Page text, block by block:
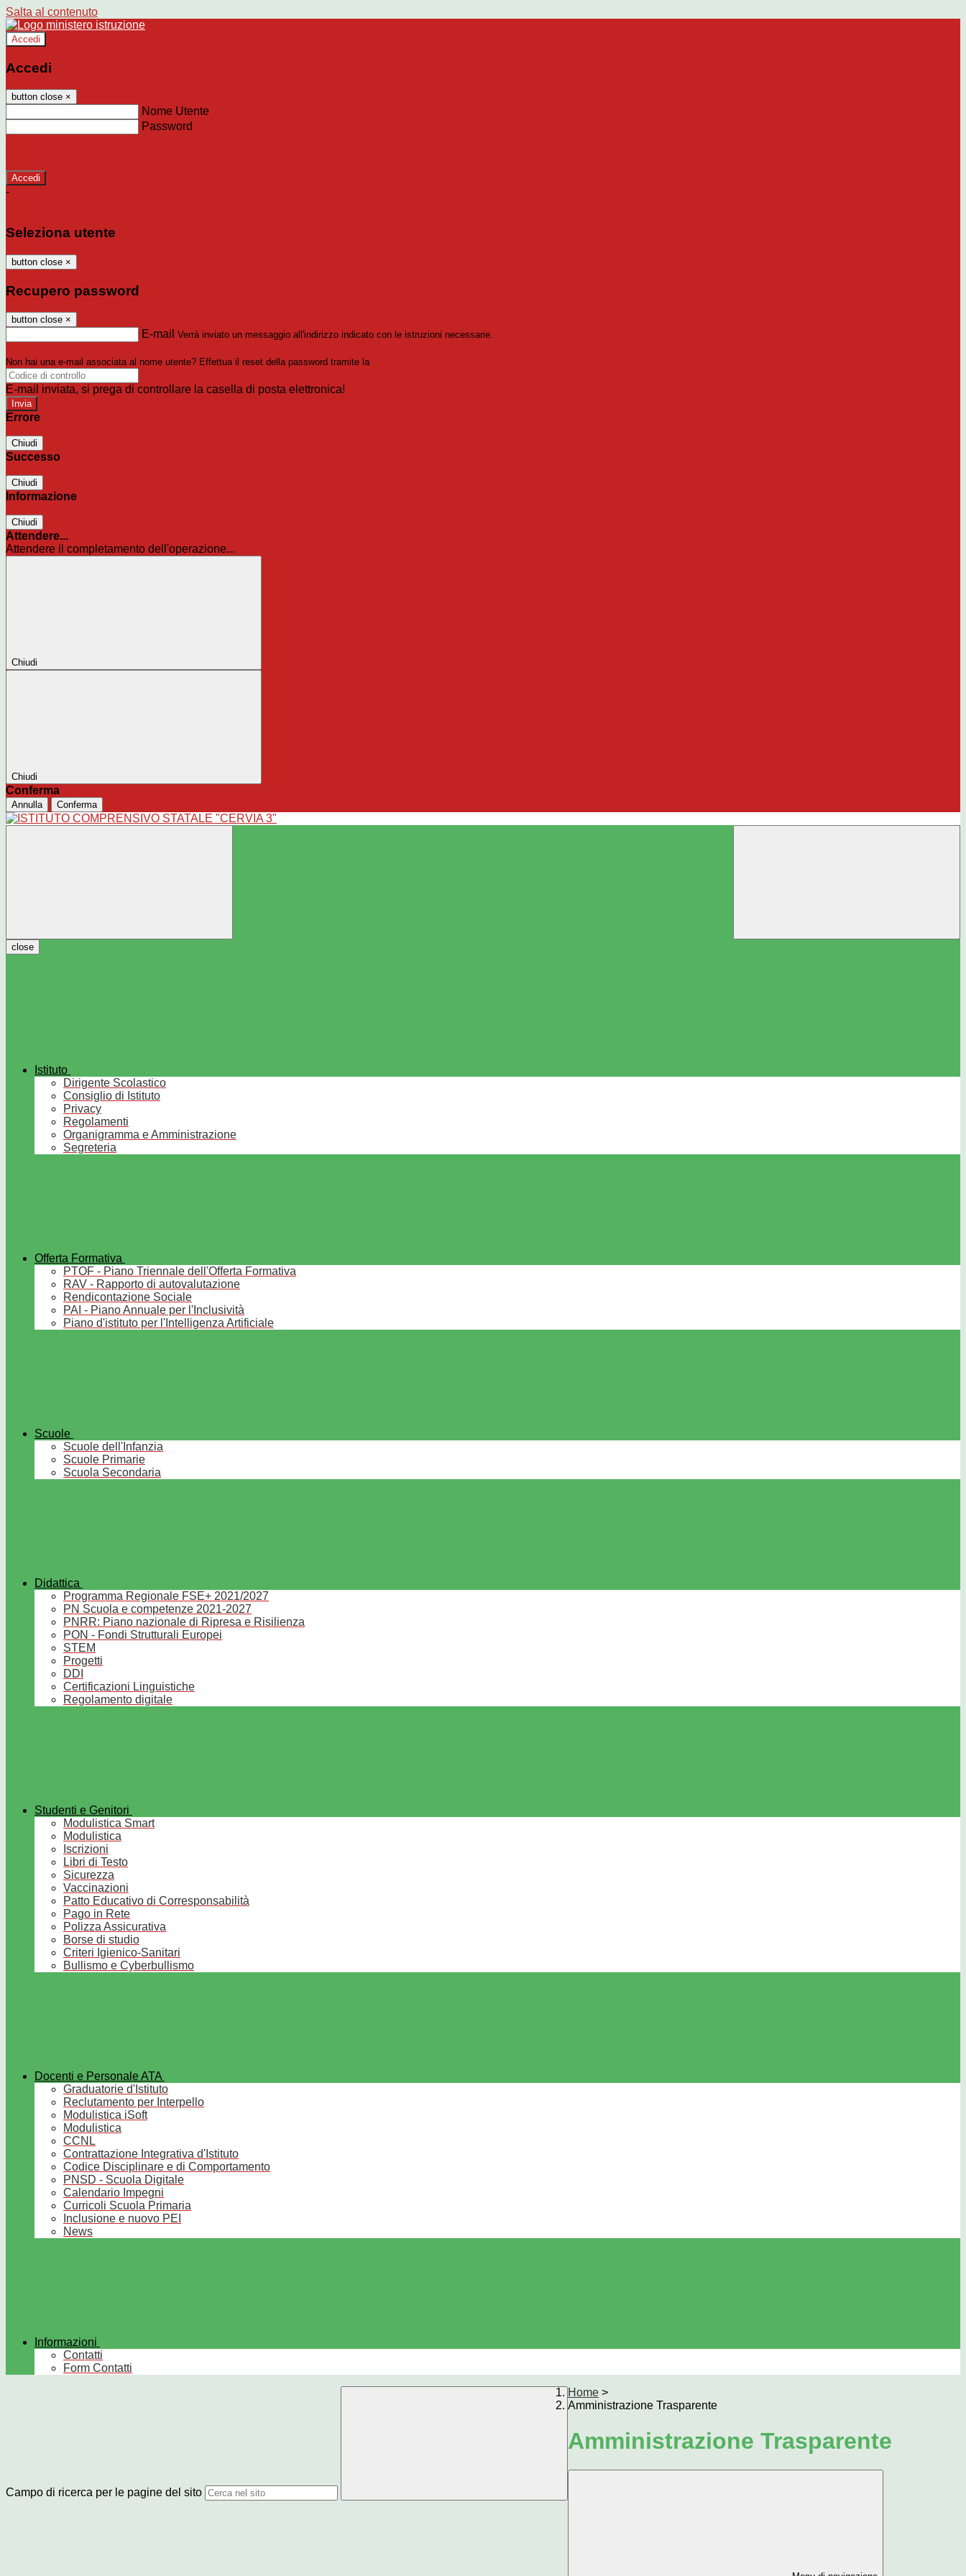
Salta al contenuto
Accedi
Accedi
button close ×
Nome Utente
Password
-
Seleziona utente
button close ×
Recupero password
button close ×
E-mail Verrà inviato un messaggio all'indirizzo indicato con le istruzioni necessarie.
Non hai una e-mail associata al nome utente? Effettua il reset della password tramite la
E-mail inviata, si prega di controllare la casella di posta elettronica!
Errore
Chiudi
Successo
Chiudi
Informazione
Chiudi
Attendere...
Attendere il completamento dell'operazione...
Chiudi
Chiudi
Conferma
Annulla Conferma
close
Istituto
Dirigente Scolastico
Consiglio di Istituto
Privacy
Regolamenti
Organigramma e Amministrazione
Segreteria
Offerta Formativa
PTOF - Piano Triennale dell'Offerta Formativa
RAV - Rapporto di autovalutazione
Rendicontazione Sociale
PAI - Piano Annuale per l'Inclusività
Piano d'istituto per l'Intelligenza Artificiale
Scuole
Scuole dell'Infanzia
Scuole Primarie
Scuola Secondaria
Didattica
Programma Regionale FSE+ 2021/2027
PN Scuola e competenze 2021-2027
PNRR: Piano nazionale di Ripresa e Risilienza
PON - Fondi Strutturali Europei
STEM
Progetti
DDI
Certificazioni Linguistiche
Regolamento digitale
Studenti e Genitori
Modulistica Smart
Modulistica
Iscrizioni
Libri di Testo
Sicurezza
Vaccinazioni
Patto Educativo di Corresponsabilità
Pago in Rete
Polizza Assicurativa
Borse di studio
Criteri Igienico-Sanitari
Bullismo e Cyberbullismo
Docenti e Personale ATA
Graduatorie d'Istituto
Reclutamento per Interpello
Modulistica iSoft
Modulistica
CCNL
Contrattazione Integrativa d'Istituto
Codice Disciplinare e di Comportamento
PNSD - Scuola Digitale
Calendario Impegni
Curricoli Scuola Primaria
Inclusione e nuovo PEI
News
Informazioni
Contatti
Form Contatti
Campo di ricerca per le pagine del sito
Home >
Amministrazione Trasparente
Amministrazione Trasparente